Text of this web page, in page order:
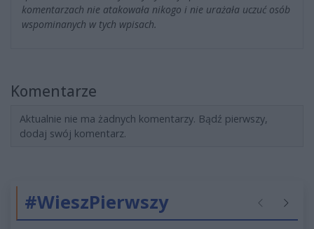
komentarzach nie atakowała nikogo i nie urażała uczuć osób
wspominanych w tych wpisach.
Komentarze
Aktualnie nie ma żadnych komentarzy. Bądź pierwszy,
dodaj swój komentarz.
#WieszPierwszy Poprzednie